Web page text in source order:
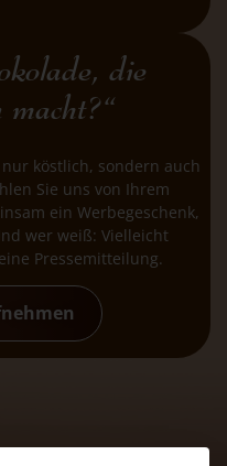
die
macht?“
köstlich, sondern auch
Sie uns von Ihrem
ein Werbegeschenk,
wer weiß: Vielleicht
Pressemitteilung.